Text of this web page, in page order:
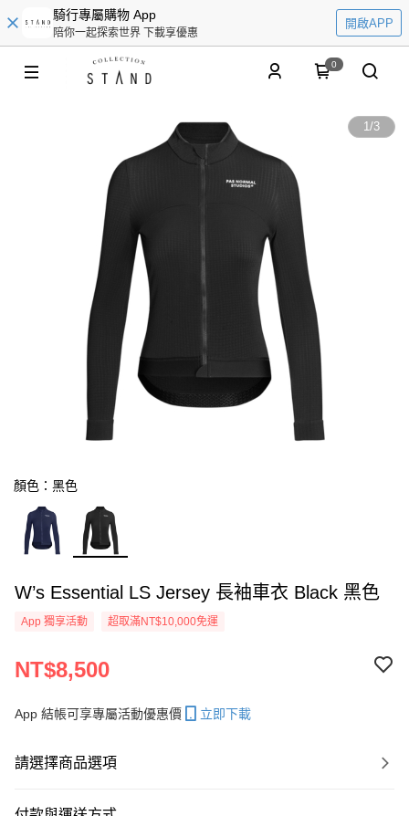
騎行專屬購物 App
陪你一起探索世界 下載享優惠
開啟APP
0
1/3
顏色：黑色
W’s Essential LS Jersey 長袖車衣 Black 黑色
App 獨享活動 超取滿NT$10,000免運
NT$8,500
App 結帳可享專屬活動優惠價 立即下載
請選擇商品選項